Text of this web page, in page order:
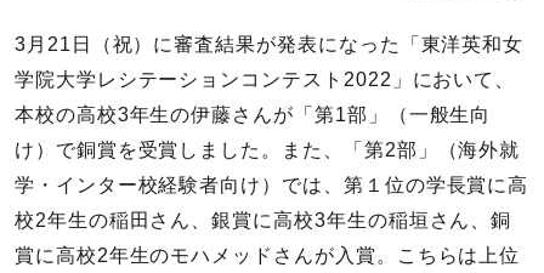
3月21日（祝）に審査結果が発表になった「東洋英和女
学院大学レシテーションコンテスト2022」において、
本校の高校3年生の伊藤さんが「第1部」（一般生向
け）で銅賞を受賞しました。また、「第2部」（海外就
学・インター校経験者向け）では、第１位の学長賞に高
校2年生の稲田さん、銀賞に高校3年生の稲垣さん、銅
賞に高校2年生のモハメッドさんが入賞。こちらは上位